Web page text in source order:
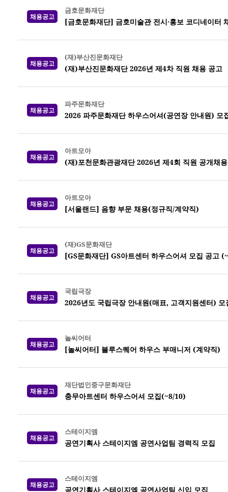
채용공고
금호문화재단
[금호문화재단] 금호미술관 전시·홍보 코디네이터
채용공고
(재)부산진문화재단
(재)부산진문화재단 2026년 제4차 직원 채용 공고
채용공고
파주문화재단
2026 파주문화재단 하우스어셔(공연장 안내원) 모
채용공고
아트모아
(재)포천문화관광재단 2026년 제4회 직원 공개채
채용공고
아트모아
[서울랜드] 음향 부문 채용(정규직/계약직)
채용공고
(재)GS문화재단
[GS문화재단] GS아트센터 하우스어셔 모집 공고
채용공고
국립극장
2026년도 국립극장 안내원(매표, 고객지원센터)
채용공고
놀씨어터
[놀씨어터] 블루스퀘어 하우스 부매니저 (계약직)
채용공고
재단법인중구문화재단
충무아트센터 하우스어셔 모집(~8/10)
채용공고
스테이지엠
공연기획사 스테이지엠 공연사업팀 경력직 모집
채용공고
스테이지엠
공연기획사 스테이지엠 공연사업팀 신입 모집